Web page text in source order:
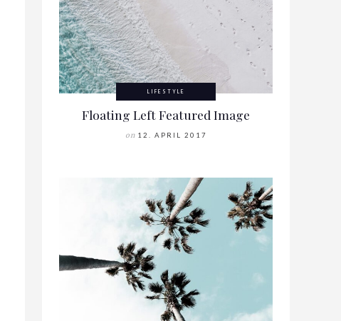
LIFESTYLE
Floating Left Featured Image
on 12. APRIL 2017